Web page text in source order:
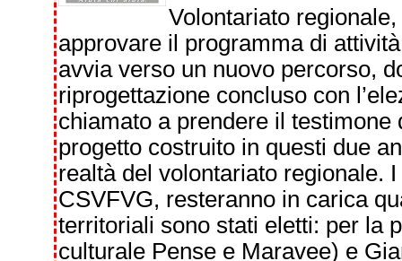
Volontariato
approvare il programma di
avvia verso un nuovo percorso,
riprogettazione concluso con
chiamato a prendere il
progetto costruito in questi due
realtà del volontariato regionale.
CSVFVG, resteranno in carica
territoriali sono stati eletti: per la
culturale Pense e Maravee) e